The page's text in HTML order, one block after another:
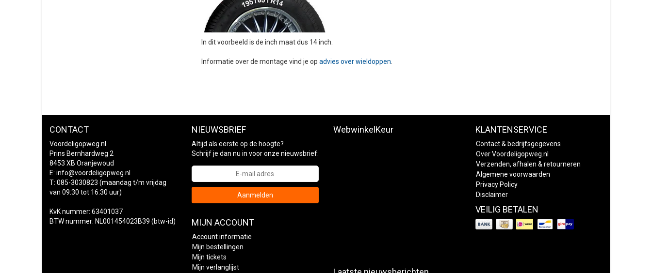
In dit voorbeeld is de inch maat dus 14 inch.
Informatie over de montage vind je op advies over wieldoppen
CONTACT
Voordeligopweg.nl
Prins Bernhardweg 2
8453 XB Oranjewoud
E: info@voordeligopweg.nl
T: 085-3030823 (maandag t/m vrijdag
van 09:30 tot 16:30 uur)
KvK nummer: 63401037
BTW nummer: NL001454023B39 (btw-id)
NIEUWSBRIEF
Altijd als eerste op de hoogte?
Schrijf je dan nu in voor onze nieuwsbrief:
Aanmelden
MIJN ACCOUNT
Account informatie
Mijn bestellingen
Mijn tickets
Mijn verlanglijst
WebwinkelKeur KLANTENSERVICE
Contact & bedrijfsgegevens
Over Voordeligopweg.nl
Verzenden, afhalen & retourneren
Algemene voorwaarden
Privacy Policy
Disclaimer
VEILIG BETALEN